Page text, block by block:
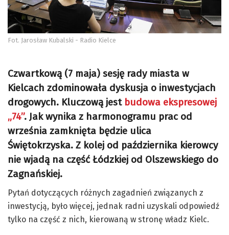
Fot. Jarosław Kubalski - Radio Kielce
Czwartkową (7 maja) sesję rady miasta w
Kielcach zdominowała dyskusja o inwestycjach
drogowych. Kluczową jest budowa ekspresowej
„74”. Jak wynika z harmonogramu prac od
września zamknięta będzie ulica
Świętokrzyska. Z kolej od października kierowcy
nie wjadą na część Łódzkiej od Olszewskiego do
Zagnańskiej.
Pytań dotyczących różnych zagadnień związanych z
inwestycją, było więcej, jednak radni uzyskali odpowiedź
tylko na część z nich, kierowaną w stronę władz Kielc.